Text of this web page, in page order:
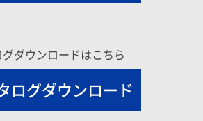
グダウンロードはこちら
ログダウンロード